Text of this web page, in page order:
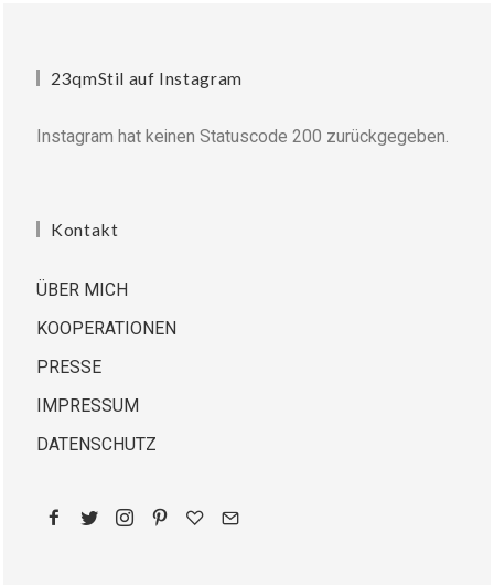
23qmStil auf Instagram
Instagram hat keinen Statuscode 200 zurückgegeben.
Kontakt
ÜBER MICH
KOOPERATIONEN
PRESSE
IMPRESSUM
DATENSCHUTZ